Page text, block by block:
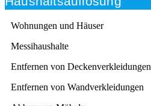
Wohnungen und Häuser
Messihaushalte
Entfernen von Deckenverkleidungen
Entfernen von Wandverkleidungen